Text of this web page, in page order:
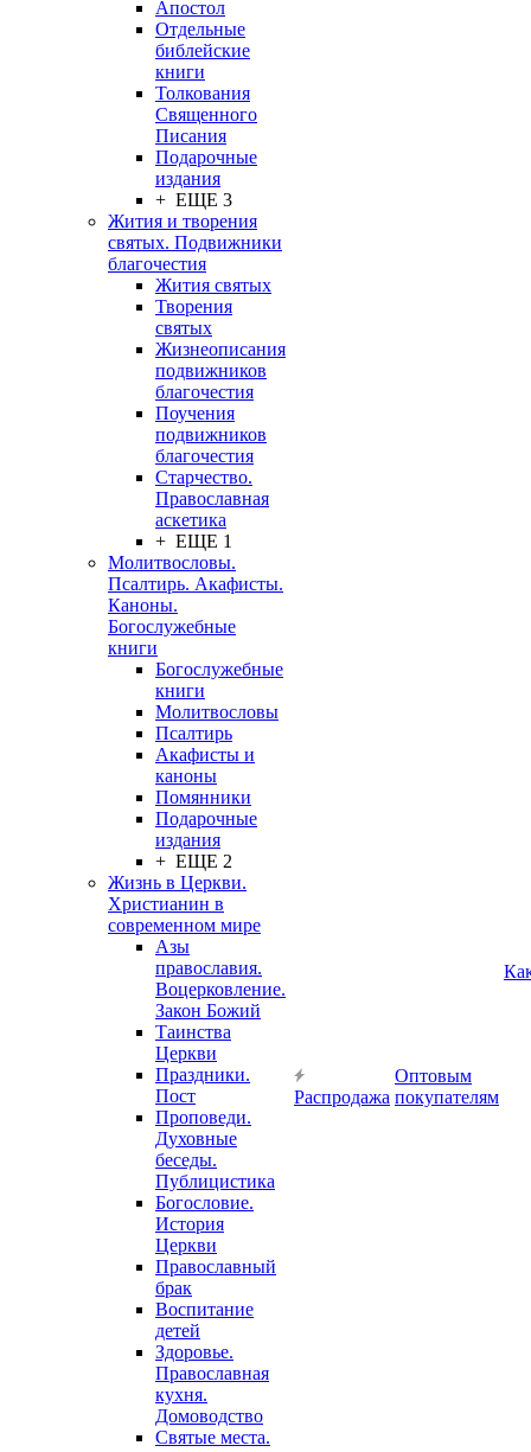
Апостол
Отдельные
библейские
книги
Толкования
Священного
Писания
Подарочные
издания
+ ЕЩЕ 3
Жития и творения
святых. Подвижники
благочестия
Жития святых
Творения
святых
Жизнеописания
подвижников
благочестия
Поучения
подвижников
благочестия
Старчество.
Православная
аскетика
+ ЕЩЕ 1
Молитвословы.
Псалтирь. Акафисты.
Каноны.
Богослужебные
книги
Богослужебные
книги
Молитвословы
Псалтирь
Акафисты и
каноны
Помянники
Подарочные
издания
+ ЕЩЕ 2
Жизнь в Церкви.
Христианин в
современном мире
Азы
православия.
Воцерковление.
Закон Божий
Таинства
Церкви
Праздники.
Пост
Проповеди.
Духовные
беседы.
Публицистика
Богословие.
История
Церкви
Православный
брак
Воспитание
детей
Здоровье.
Православная
кухня.
Домоводство
Святые места.
Распродажа
Оптовым
покупателям